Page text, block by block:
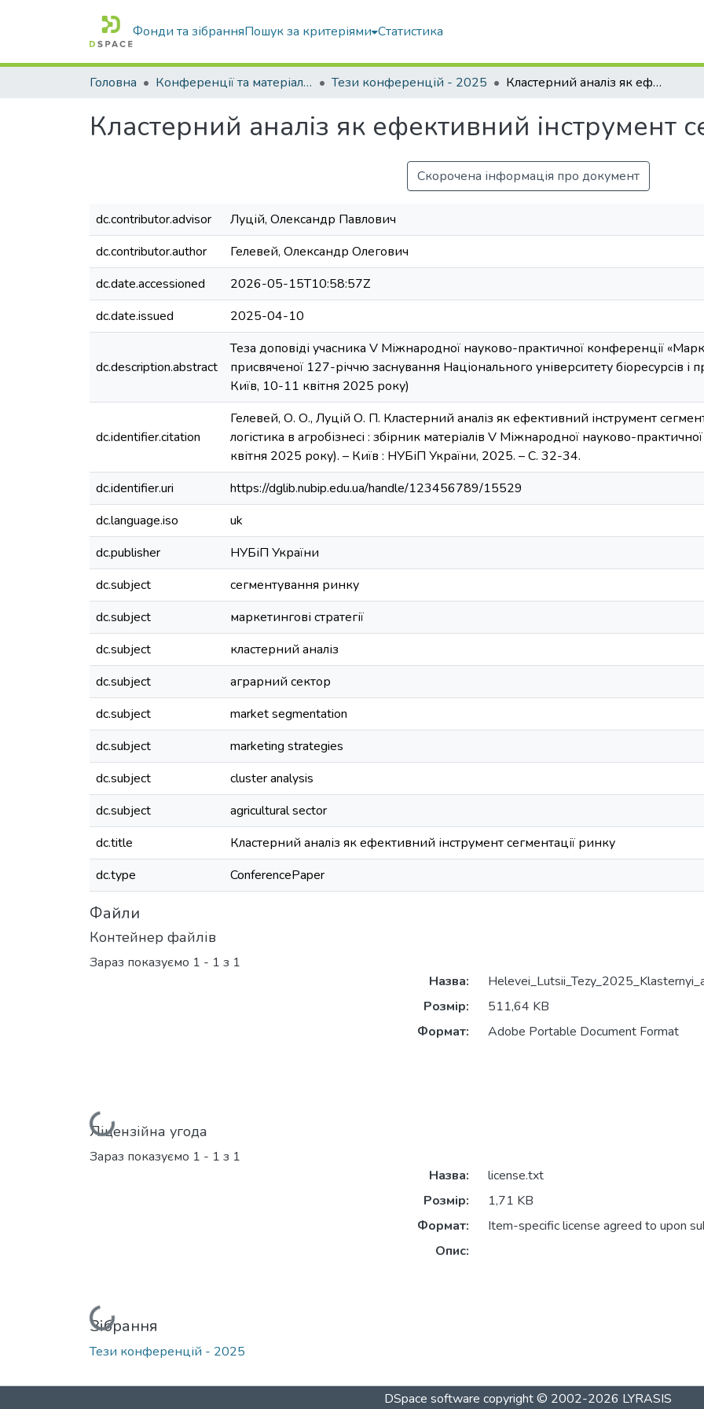
Фонди та зібранняПошук за критеріями Статистика
Головна Конференції та матеріали конференцій Тези конференцій - 2025 Кластерний аналіз як ефективний інструмент сегментації ринку
Кластерний аналіз як ефективний інструмент
Скорочена інформація про документ
dc.contributor.advisor
Луцій, Олександр Павлович
dc.contributor.author
Гелевей, Олександр Олегович
dc.date.accessioned
2026-05-15T10:58:57Z
dc.date.issued
2025-04-10
dc.description.abstract
Теза доповіді учасника V Міжнародної науково-практичної конференції
присвяченої 127-річчю заснування Національного університету біоресурсів
Київ, 10-11 квітня 2025 року)
dc.identifier.citation
Гелевей, О. О., Луцій О. П. Кластерний аналіз як ефективний інструмент
логістика в агробізнесі : збірник матеріалів V Міжнародної науково-
квітня 2025 року). – Київ : НУБіП України, 2025. – С. 32-34.
dc.identifier.uri
https://dglib.nubip.edu.ua/handle/123456789/15529
dc.language.iso
uk
dc.publisher
НУБіП України
dc.subject
сегментування ринку
dc.subject
маркетингові стратегії
dc.subject
кластерний аналіз
dc.subject
аграрний сектор
dc.subject
market segmentation
dc.subject
marketing strategies
dc.subject
cluster analysis
dc.subject
agricultural sector
dc.title
Кластерний аналіз як ефективний інструмент сегментації ринку
dc.type
ConferencePaper
Файли
Контейнер файлів
Зараз показуємо 1 - 1 з 1
Вантажиться...
Назва:
Розмір:
511,64 KB
Формат:
Adobe Portable Document Format
Ліцензійна угода
Зараз показуємо 1 - 1 з 1
Вантажиться...
Назва:
license.txt
Розмір:
1,71 KB
Формат:
Item-specific license agreed to upon
Опис:
Зібрання
Тези конференцій - 2025
DSpace software copyright © 2002-2026 LYRASIS